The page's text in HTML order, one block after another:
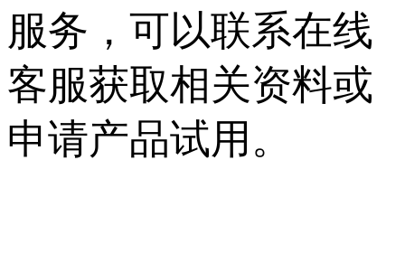
服务，可以联系在线
客服获取相关资料或
申请产品试用。